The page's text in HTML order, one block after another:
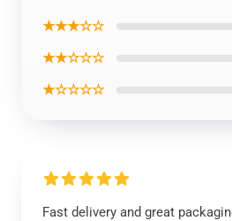
★★★☆☆
★★☆☆☆
★☆☆☆☆
Fast delivery and great